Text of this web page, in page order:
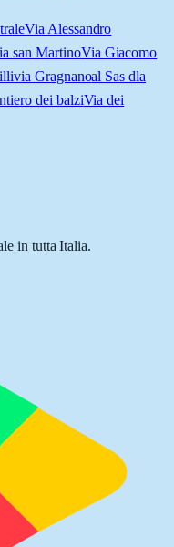
Via Alessandro
san MartinoVia Giacomo
via Gragnanoal Sas dla
dei balziVia dei
in tutta Italia.